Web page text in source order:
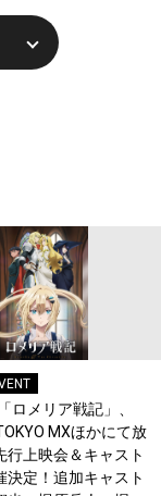
ロメリア戦記」、
MXほかにて放
行上映会＆キャスト
決定！追加キャスト